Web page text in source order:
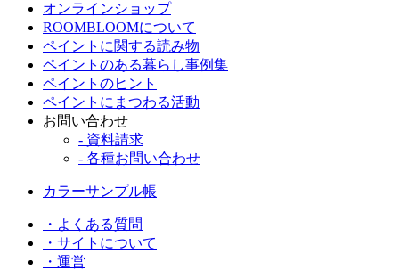
オンラインショップ
ROOMBLOOMについて
ペイントに関する読み物
ペイントのある暮らし事例集
ペイントのヒント
ペイントにまつわる活動
お問い合わせ
- 資料請求
- 各種お問い合わせ
カラーサンプル帳
・よくある質問
・サイトについて
・運営